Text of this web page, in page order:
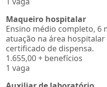
Maqueiro hospitalar
Ensino médio completo, 6
atuação na área
certificado de dispensa.
1.655,00 + benefícios
1 vaga